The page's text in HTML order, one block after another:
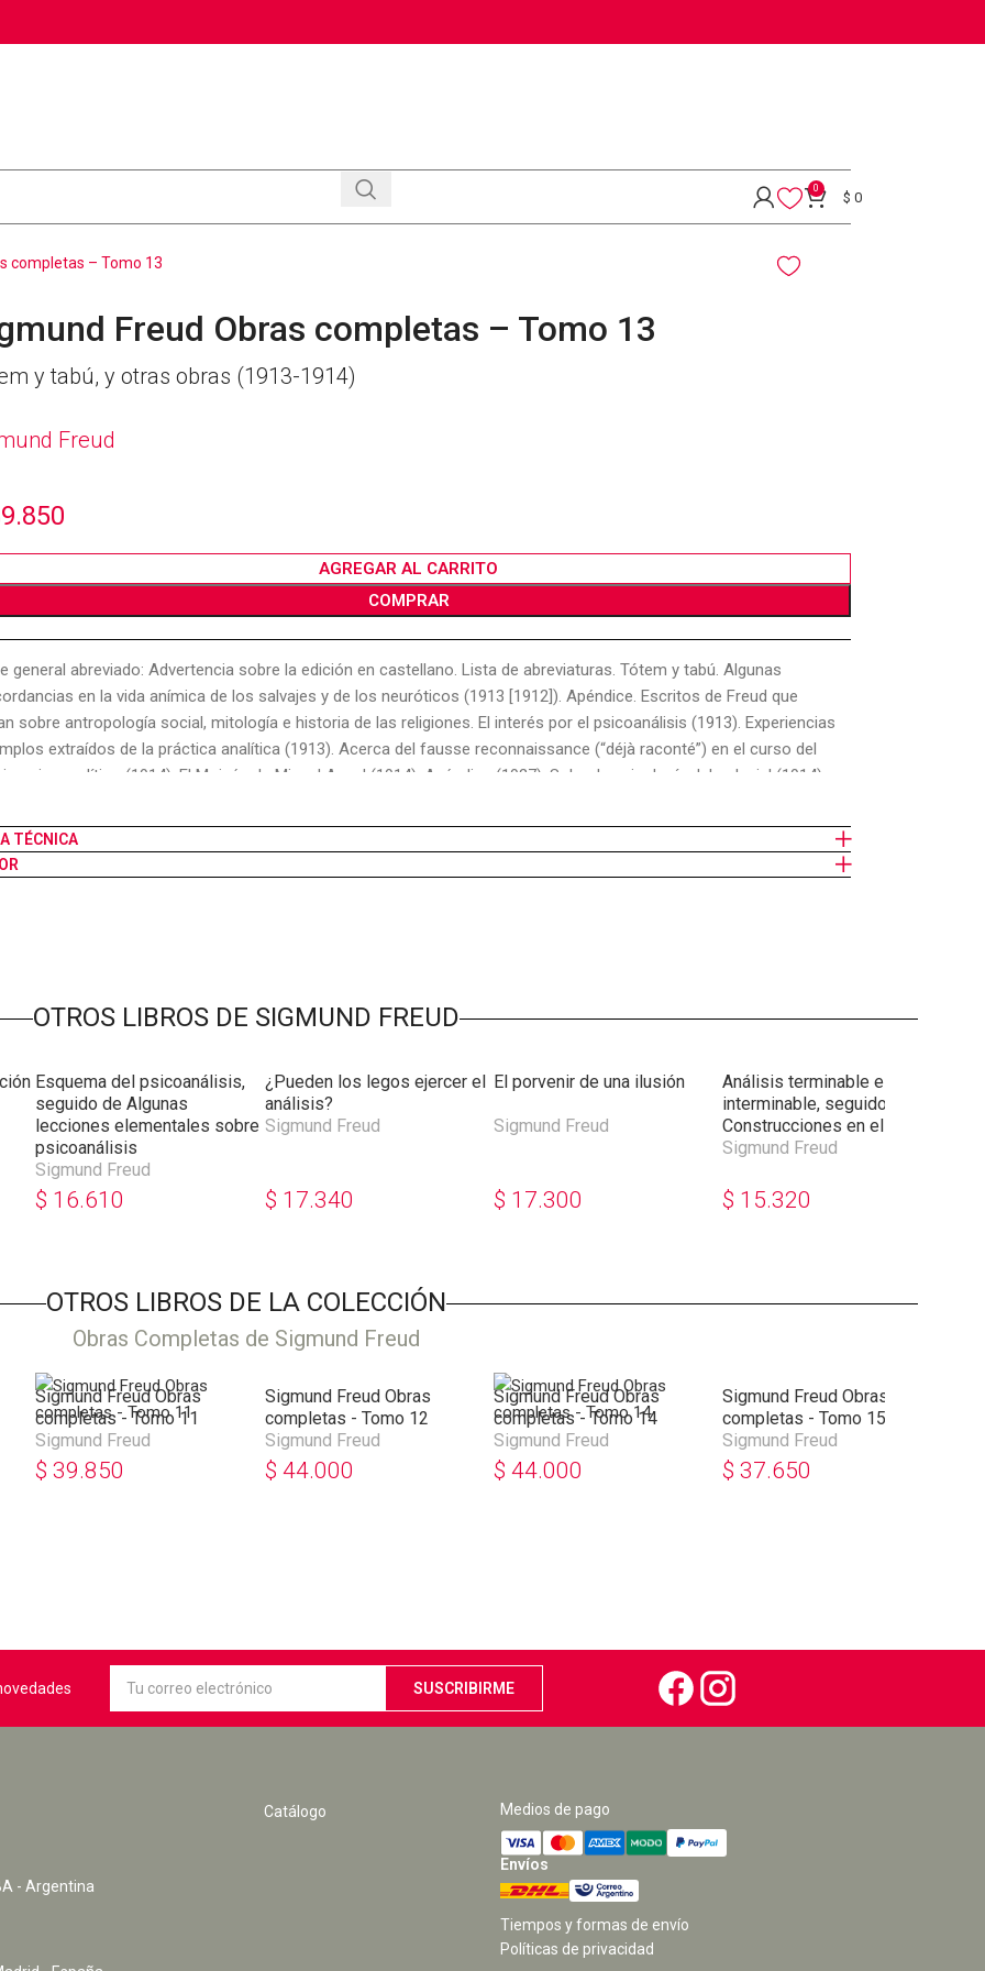
0
$ 0
completas – Tomo 13
Freud Obras completas – Tomo 13
y tabú, y otras obras (1913-1914)
Freud
AGREGAR AL CARRITO
COMPRAR
general abreviado: Advertencia sobre la edición en castellano. Lista de abreviaturas. Tótem y tabú. Algunas
en la vida anímica de los salvajes y de los neuróticos (1913 [1912]). Apéndice. Escritos de Freud que
sobre antropología social, mitología e historia de las religiones. El interés por el psicoanálisis (1913). Experiencias
extraídos de la práctica analítica (1913). Acerca del fausse reconnaissance (“déjà raconté”) en el curso del
psicoanalítico (1914). El Moisés de Miguel Angel (1914). Apéndice (1927). Sobre la psicología del colegial (1914).
e índice de autores. Indice alfabético.
TÉCNICA
OTROS LIBROS DE SIGMUND FREUD
Esquema del psicoanálisis,
seguido de Algunas
lecciones elementales sobre
psicoanálisis
Sigmund Freud
$ 16.610
¿Pueden los legos ejercer el
análisis?
Sigmund Freud
$ 17.340
El porvenir de una ilusión
Sigmund Freud
$ 17.300
Análisis terminable e
interminable, seguido de
Construcciones en el análisis
Sigmund Freud
$ 15.320
OTROS LIBROS DE LA COLECCIÓN
Obras Completas de Sigmund Freud
Sigmund Freud Obras
completas - Tomo 11
Sigmund Freud
$ 39.850
Sigmund Freud Obras
completas - Tomo 12
Sigmund Freud
$ 44.000
Sigmund Freud Obras
completas - Tomo 14
Sigmund Freud
$ 44.000
Sigmund Freud Obras
completas - Tomo 15
Sigmund Freud
$ 37.650
- Argentina
Catálogo Medios de pago
Envíos
Tiempos y formas de envío
Políticas de privacidad